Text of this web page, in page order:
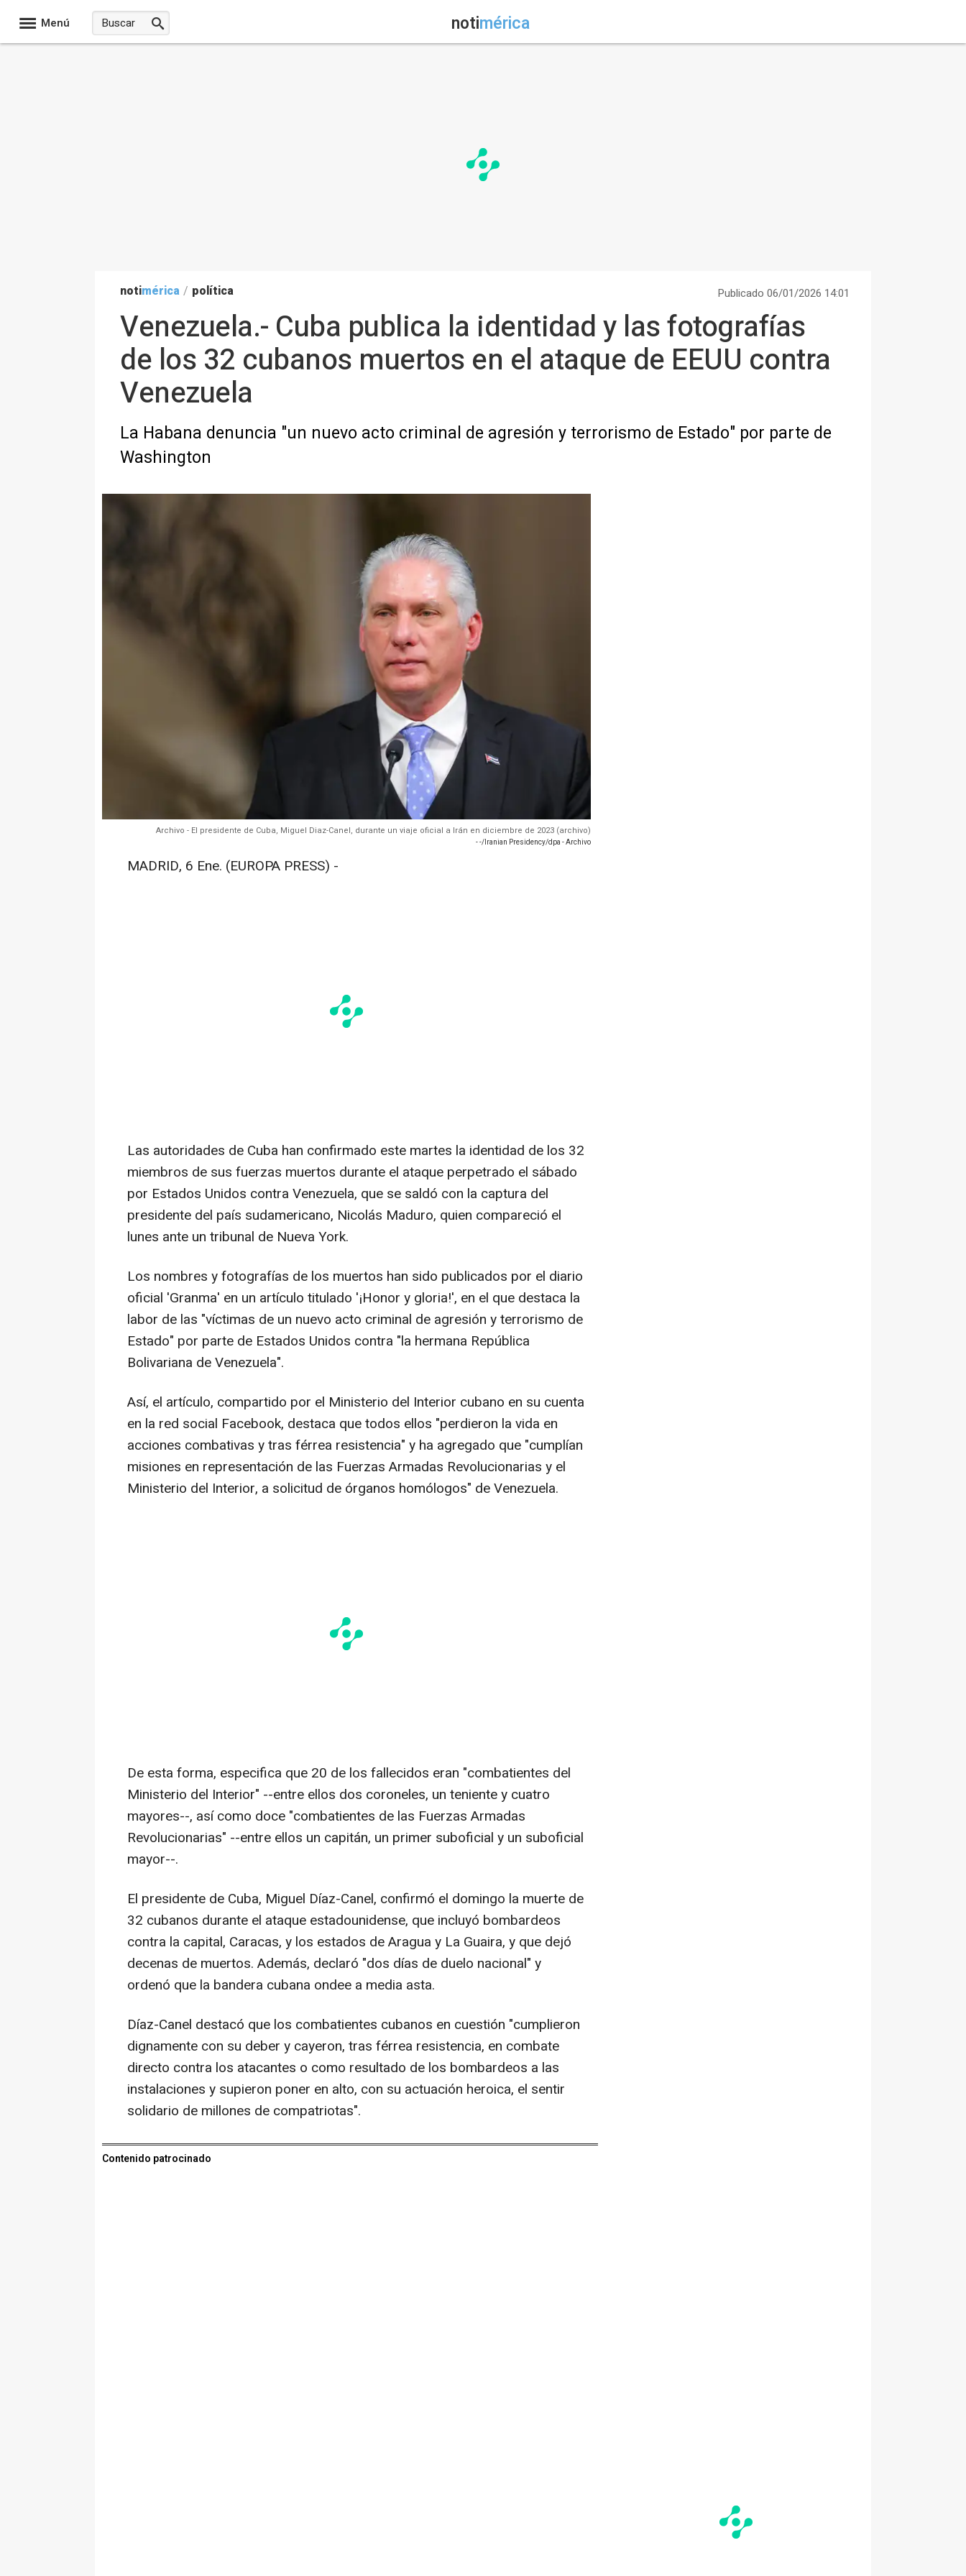
Menú notimérica
notimérica / política Publicado 06/01/2026 14:01
Venezuela.- Cuba publica la identidad y las fotografías
de los 32 cubanos muertos en el ataque de EEUU contra
Venezuela
La Habana denuncia "un nuevo acto criminal de agresión y terrorismo de Estado" por parte de
Washington
Archivo - El presidente de Cuba, Miguel Diaz-Canel, durante un viaje oficial a Irán en diciembre de 2023 (archivo)
- -/Iranian Presidency/dpa - Archivo
MADRID, 6 Ene. (EUROPA PRESS) -
Las autoridades de Cuba han confirmado este martes la identidad de los 32
miembros de sus fuerzas muertos durante el ataque perpetrado el sábado
por Estados Unidos contra Venezuela, que se saldó con la captura del
presidente del país sudamericano, Nicolás Maduro, quien compareció el
lunes ante un tribunal de Nueva York.
Los nombres y fotografías de los muertos han sido publicados por el diario
oficial 'Granma' en un artículo titulado '¡Honor y gloria!', en el que destaca la
labor de las "víctimas de un nuevo acto criminal de agresión y terrorismo de
Estado" por parte de Estados Unidos contra "la hermana República
Bolivariana de Venezuela".
Así, el artículo, compartido por el Ministerio del Interior cubano en su cuenta
en la red social Facebook, destaca que todos ellos "perdieron la vida en
acciones combativas y tras férrea resistencia" y ha agregado que "cumplían
misiones en representación de las Fuerzas Armadas Revolucionarias y el
Ministerio del Interior, a solicitud de órganos homólogos" de Venezuela.
De esta forma, especifica que 20 de los fallecidos eran "combatientes del
Ministerio del Interior" --entre ellos dos coroneles, un teniente y cuatro
mayores--, así como doce "combatientes de las Fuerzas Armadas
Revolucionarias" --entre ellos un capitán, un primer suboficial y un suboficial
mayor--.
El presidente de Cuba, Miguel Díaz-Canel, confirmó el domingo la muerte de
32 cubanos durante el ataque estadounidense, que incluyó bombardeos
contra la capital, Caracas, y los estados de Aragua y La Guaira, y que dejó
decenas de muertos. Además, declaró "dos días de duelo nacional" y
ordenó que la bandera cubana ondee a media asta.
Díaz-Canel destacó que los combatientes cubanos en cuestión "cumplieron
dignamente con su deber y cayeron, tras férrea resistencia, en combate
directo contra los atacantes o como resultado de los bombardeos a las
instalaciones y supieron poner en alto, con su actuación heroica, el sentir
solidario de millones de compatriotas".
Contenido patrocinado